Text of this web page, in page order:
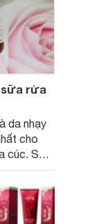
sữa rửa
da nhạy
cho
cúc. Sữa
sản
phẩm best